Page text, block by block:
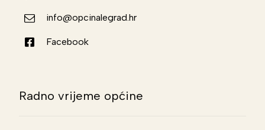
info@opcinalegrad.hr
Facebook
Radno vrijeme općine